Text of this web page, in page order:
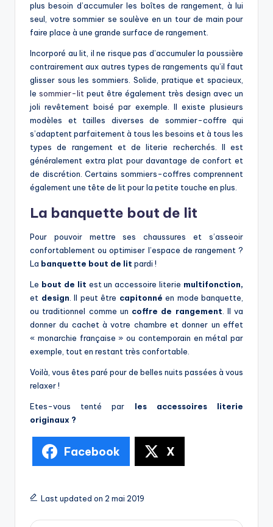
plus besoin d’accumuler les boîtes de rangement, à lui
seul, votre sommier se soulève en un tour de main pour
faire place à une grande surface de rangement.
Incorporé au lit, il ne risque pas d’accumuler la poussière
contrairement aux autres types de rangements qu’il faut
glisser sous les sommiers. Solide, pratique et spacieux,
le sommier-lit peut être également très design avec un
joli revêtement boisé par exemple. Il existe plusieurs
modèles et tailles diverses de sommier-coffre qui
s’adaptent parfaitement à tous les besoins et à tous les
types de rangement et de literie recherchés. Il est
généralement extra plat pour davantage de confort et
de discrétion. Certains sommiers-coffres comprennent
également une tête de lit pour la petite touche en plus.
La banquette bout de lit
Pour pouvoir mettre ses chaussures et s’asseoir
confortablement ou optimiser l’espace de rangement ?
La banquette bout de lit pardi !
Le bout de lit est un accessoire literie multifonction,
et design. Il peut être capitonné en mode banquette,
ou traditionnel comme un coffre de rangement. Il va
donner du cachet à votre chambre et donner un effet
« monarchie française » ou contemporain en métal par
exemple, tout en restant très confortable.
Voilà, vous êtes paré pour de belles nuits passées à vous
relaxer !
Etes-vous tenté par les accessoires literie
originaux ?
Facebook X
Last updated on 2 mai 2019